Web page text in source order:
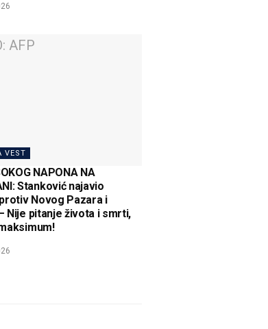
VEST
NAPONA NA
Stanković najavio
Novog Pazara i
Nije pitanje života i smrti,